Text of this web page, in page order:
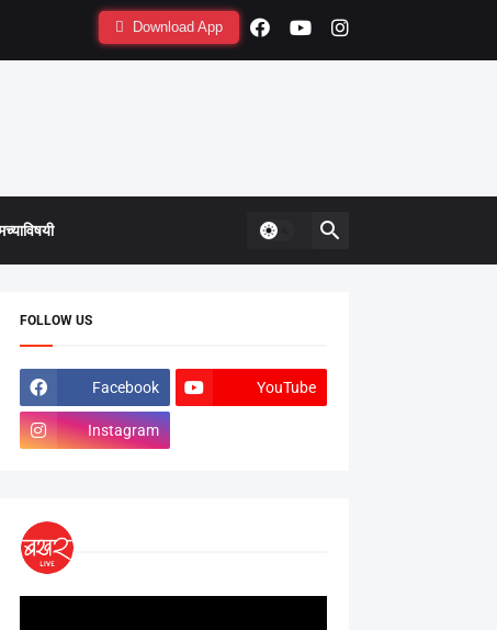
Download App
FOLLOW US
Facebook YouTube
Instagram